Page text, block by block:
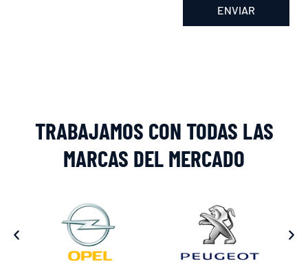
ENVIAR
TRABAJAMOS CON TODAS LAS
MARCAS DEL MERCADO